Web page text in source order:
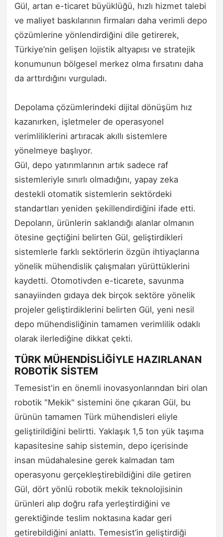
Gül, artan e-ticaret büyüklüğü, hızlı hizmet talebi
ve maliyet baskılarının firmaları daha verimli depo
çözümlerine yönlendirdiğini dile getirerek,
Türkiye’nin gelişen lojistik altyapısı ve stratejik
konumunun bölgesel merkez olma fırsatını daha
da arttırdığını vurguladı.
Depolama çözümlerindeki dijital dönüşüm hız
kazanırken, işletmeler de operasyonel
verimliliklerini artıracak akıllı sistemlere
yönelmeye başlıyor.
Gül, depo yatırımlarının artık sadece raf
sistemleriyle sınırlı olmadığını, yapay zeka
destekli otomatik sistemlerin sektördeki
standartları yeniden şekillendirdiğini ifade etti.
Depoların, ürünlerin saklandığı alanlar olmanın
ötesine geçtiğini belirten Gül, geliştirdikleri
sistemlerle farklı sektörlerin özgün ihtiyaçlarına
yönelik mühendislik çalışmaları yürüttüklerini
kaydetti. Otomotivden e-ticarete, savunma
sanayiinden gıdaya dek birçok sektöre yönelik
projeler geliştirdiklerini belirten Gül, yeni nesil
depo mühendisliğinin tamamen verimlilik odaklı
olarak ilerlediğine dikkat çekti.
TÜRK MÜHENDİSLİĞİYLE HAZIRLANAN
ROBOTİK SİSTEM
Temesist'in en önemli inovasyonlarından biri olan
robotik "Mekik" sistemini öne çıkaran Gül, bu
ürünün tamamen Türk mühendisleri eliyle
geliştirildiğini belirtti. Yaklaşık 1,5 ton yük taşıma
kapasitesine sahip sistemin, depo içerisinde
insan müdahalesine gerek kalmadan tam
operasyonu gerçekleştirebildiğini dile getiren
Gül, dört yönlü robotik mekik teknolojisinin
ürünleri alıp doğru rafa yerleştirdiğini ve
gerektiğinde teslim noktasına kadar geri
getirebildiğini anlattı. Temesist’in geliştirdiği